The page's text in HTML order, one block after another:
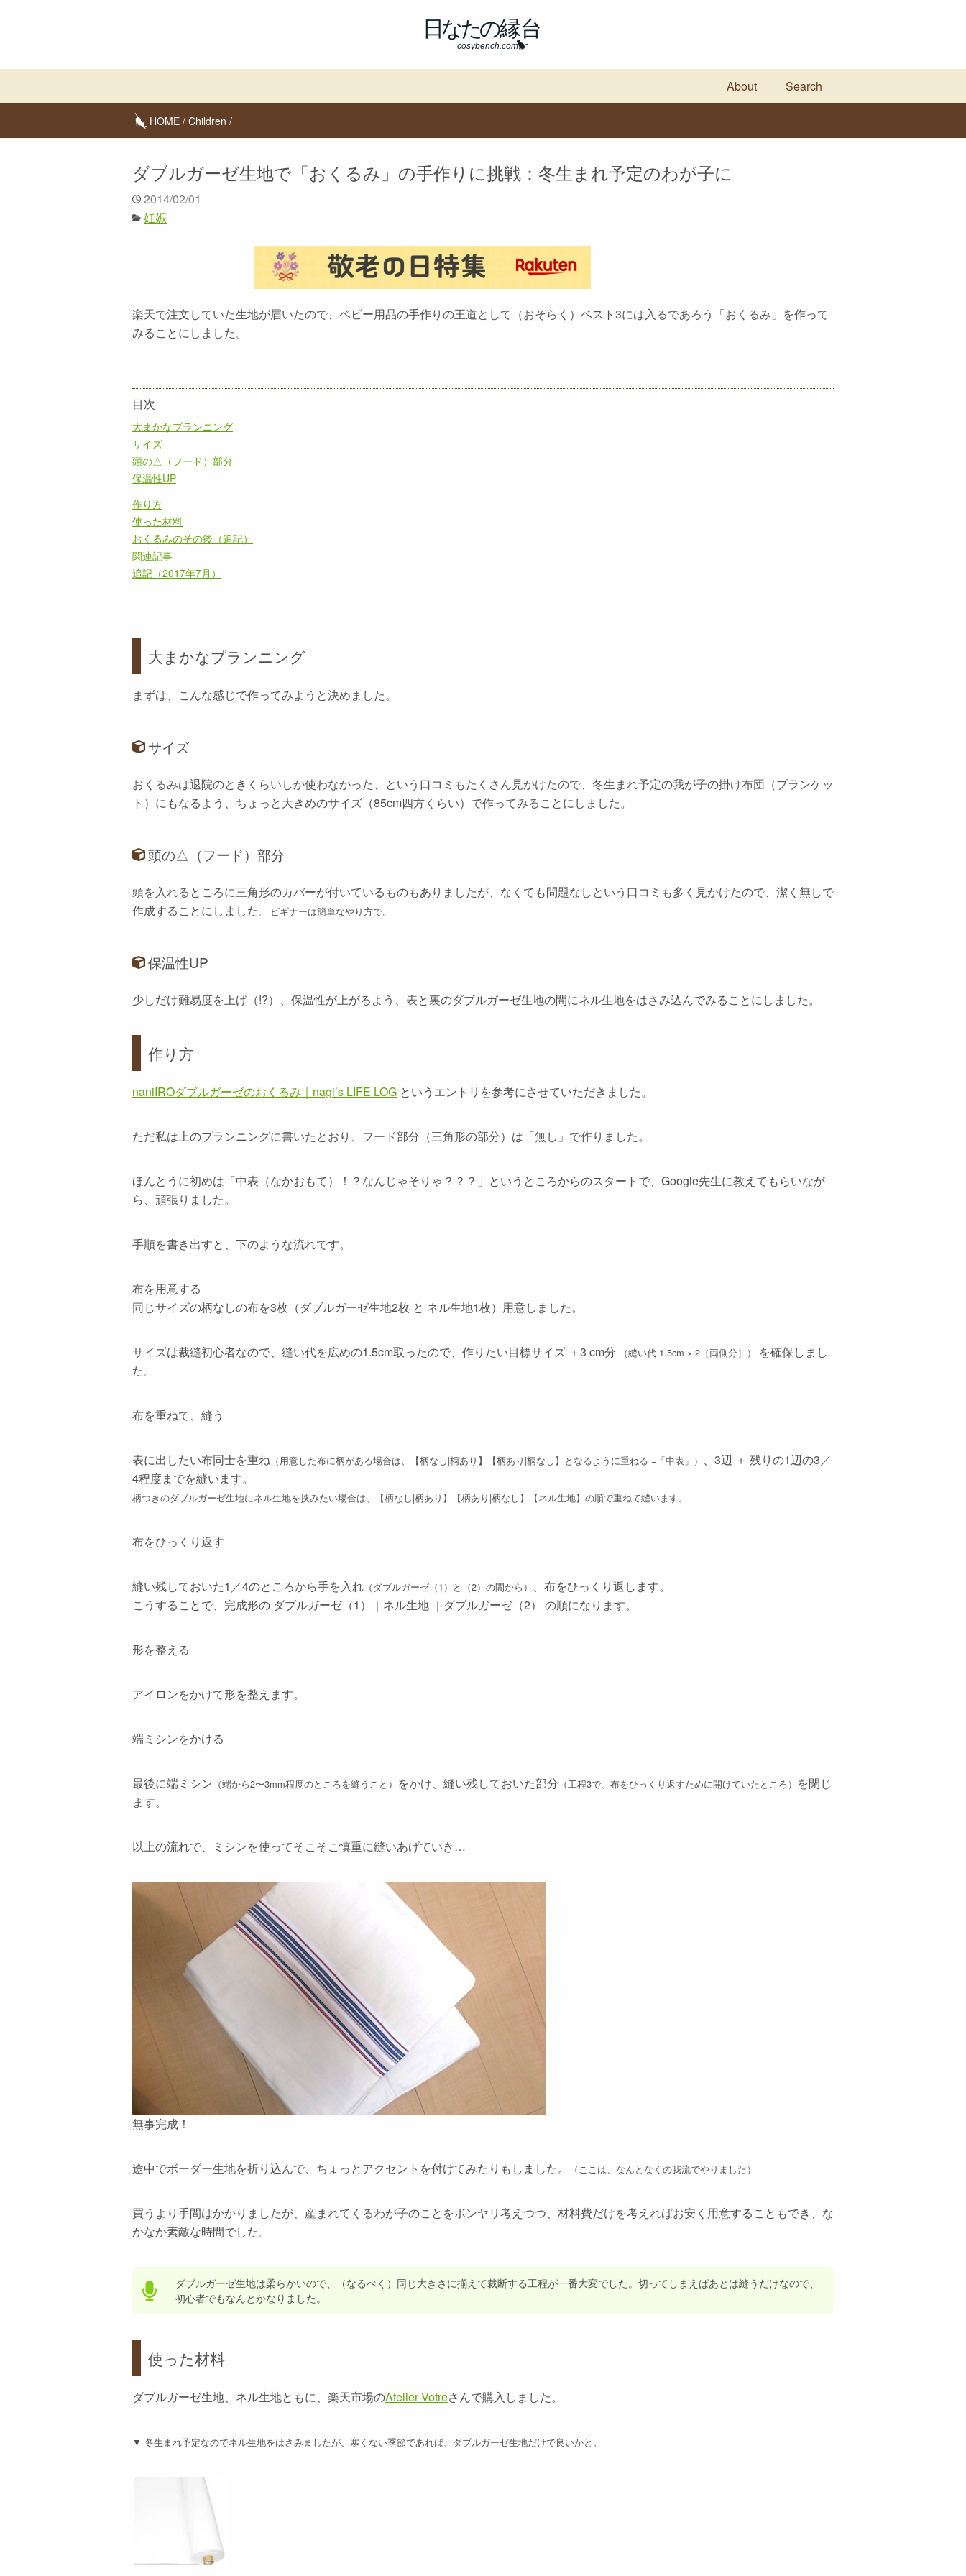
About Search
HOME / Children /
ダブルガーゼ生地で「おくるみ」の手作りに挑戦：冬生まれ予定のわが子に
2014/02/01
妊娠
楽天で注文していた生地が届いたので、ベビー用品の手作りの王道として（おそらく）ベスト3には入るであろう「おくるみ」を作って
みることにしました。
目次
大まかなプランニング
サイズ
頭の△（フード）部分
保温性UP
作り方
使った材料
おくるみのその後（追記）
関連記事
追記（2017年7月）
大まかなプランニング
まずは、こんな感じで作ってみようと決めました。
サイズ
おくるみは退院のときくらいしか使わなかった、という口コミもたくさん見かけたので、冬生まれ予定の我が子の掛け布団（ブランケッ
ト）にもなるよう、ちょっと大きめのサイズ（85cm四方くらい）で作ってみることにしました。
頭の△（フード）部分
頭を入れるところに三角形のカバーが付いているものもありましたが、なくても問題なしという口コミも多く見かけたので、潔く無しで
作成することにしました。
ビギナーは簡単なやり方で。
保温性UP
少しだけ難易度を上げ（!?）、保温性が上がるよう、表と裏のダブルガーゼ生地の間にネル生地をはさみ込んでみることにしました。
作り方
naniIROダブルガーゼのおくるみ｜nagi’s LIFE LOG というエントリを参考にさせていただきました。
ただ私は上のプランニングに書いたとおり、 フード部分（三角形の部分）は「無し」 で作りました。
ほんとうに初めは「中表（なかおもて）！？なんじゃそりゃ？？？」というところからのスタートで、Google先生に教えてもらいなが
ら、頑張りました。
手順を書き出すと、下のような流れです。
布を用意する
同じサイズの柄なしの布を3枚（ダブルガーゼ生地2枚 と ネル生地1枚）用意しました。
サイズは裁縫初心者なので、縫い代を広めの1.5cm取ったので、作りたい目標サイズ ＋3 cm分 （縫い代 1.5cm × 2［両側分］）
を確保しまし
た。
布を重ねて、縫う
表に出したい布同士を重ね （用意した布に柄がある場合は、【柄なし|柄あり】【柄あり|柄なし】となるように重ねる =「中表」） 、3辺 ＋ 残りの1辺の3／
4程度までを縫います。
柄つきのダブルガーゼ生地にネル生地を挟みたい場合は、【柄なし|柄あり】【柄あり|柄なし】【ネル生地】の順で重ねて縫います。
布をひっくり返す
縫い残しておいた1／4のところから手を入れ （ダブルガーゼ（1）と（2）の間から） 、布をひっくり返します。
こうすることで、完成形の ダブルガーゼ（1）｜ネル生地 ｜ダブルガーゼ（2） の順になります。
形を整える
アイロンをかけて形を整えます。
端ミシンをかける
最後に端ミシン （端から2〜3mm程度のところを縫うこと） をかけ、縫い残しておいた部分 （工程3で、布をひっくり返すために開けていたところ） を閉じ
ます。
以上の流れで、ミシンを使ってそこそこ慎重に縫いあげていき…
無事完成！
途中でボーダー生地を折り込んで、ちょっとアクセントを付けてみたりもしました。 （ここは、なんとなくの我流でやりました）
買うより手間はかかりましたが、産まれてくるわが子のことをボンヤリ考えつつ、材料費だけを考えればお安く用意することもでき、な
かなか素敵な時間でした。
ダブルガーゼ生地は柔らかいので、（なるべく）同じ大きさに揃えて裁断する工程が一番大変でした。切ってしまえばあとは縫うだけなので、
初心者でもなんとかなりました。
使った材料
ダブルガーゼ生地、ネル生地ともに、楽天市場のAtelier Votreさんで購入しました。
▼ 冬生まれ予定なのでネル生地をはさみましたが、寒くない季節であれば、ダブルガーゼ生地だけで良いかと。